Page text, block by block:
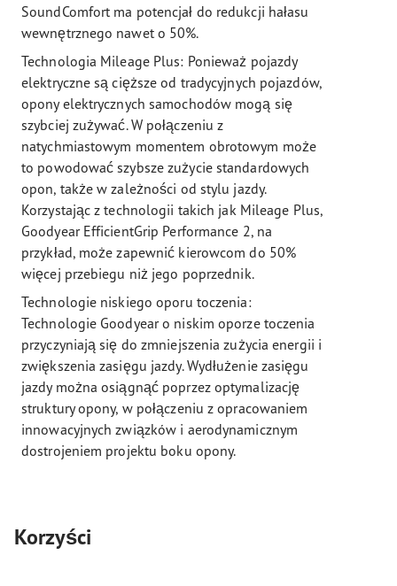
SoundComfort ma potencjał do redukcji hałasu
wewnętrznego nawet o 50%.
Technologia Mileage Plus: Ponieważ pojazdy
elektryczne są cięższe od tradycyjnych pojazdów,
opony elektrycznych samochodów mogą się
szybciej zużywać. W połączeniu z
natychmiastowym momentem obrotowym może
to powodować szybsze zużycie standardowych
opon, także w zależności od stylu jazdy.
Korzystając z technologii takich jak Mileage Plus,
Goodyear EfficientGrip Performance 2, na
przykład, może zapewnić kierowcom do 50%
więcej przebiegu niż jego poprzednik.
Technologie niskiego oporu toczenia:
Technologie Goodyear o niskim oporze toczenia
przyczyniają się do zmniejszenia zużycia energii i
zwiększenia zasięgu jazdy. Wydłużenie zasięgu
jazdy można osiągnąć poprzez optymalizację
struktury opony, w połączeniu z opracowaniem
innowacyjnych związków i aerodynamicznym
dostrojeniem projektu boku opony.
Korzyści